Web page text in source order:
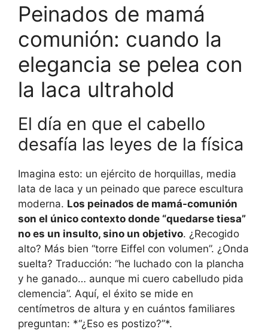
Peinados de mamá
comunión: cuando la
elegancia se pelea con
la laca ultrahold
El día en que el cabello
desafía las leyes de la física
Imagina esto: un ejército de horquillas, media
lata de laca y un peinado que parece escultura
moderna. Los peinados de mamá-comunión
son el único contexto donde “quedarse tiesa”
no es un insulto, sino un objetivo. ¿Recogido
alto? Más bien “torre Eiffel con volumen”. ¿Onda
suelta? Traducción: “he luchado con la plancha
y he ganado… aunque mi cuero cabelludo pida
clemencia”. Aquí, el éxito se mide en
centímetros de altura y en cuántos familiares
preguntan: *“¿Eso es postizo?”*.